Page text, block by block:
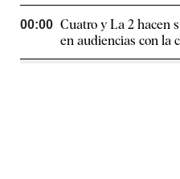
00:00 Cuatro y La 2 hacen
en audiencias con la